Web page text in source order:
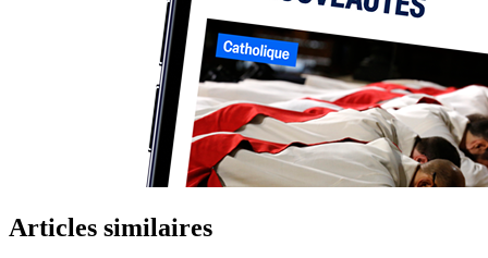
Articles similaires